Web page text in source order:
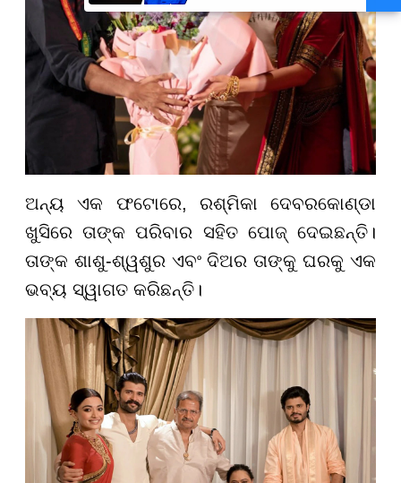
ଅନ୍ୟ ଏକ ଫଟୋରେ, ରଶ୍ମିକା ଦେବରକୋଣ୍ଡା
ଖୁସିରେ ତାଙ୍କ ପରିବାର ସହିତ ପୋଜ୍ ଦେଇଛନ୍ତି।
ତାଙ୍କ ଶାଶୁ-ଶ୍ୱଶୁର ଏବଂ ଦିଅର ତାଙ୍କୁ ଘରକୁ ଏକ
ଭବ୍ୟ ସ୍ୱାଗତ କରିଛନ୍ତି।